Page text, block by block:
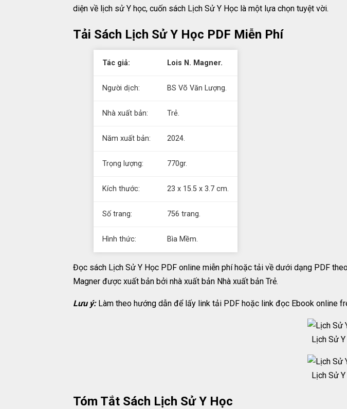
diện về lịch sử Y học, cuốn sách Lịch Sử Y Học là một lựa chọn tuyệt vời.
Tải Sách Lịch Sử Y Học PDF Miễn Phí
Tác giả: Lois N. Magner.
Người dịch: BS Võ Văn Lượng.
Nhà xuất bản: Trẻ.
Năm xuất bản: 2024.
Trọng lượng: 770gr.
Kích thước: 23 x 15.5 x 3.7 cm.
Số trang: 756 trang.
Hình thức: Bìa Mềm.
Đọc sách Lịch Sử Y Học PDF online miễn phí hoặc tải về dưới dạng PDF
Magner được xuất bản bởi nhà xuất bản Nhà xuất bản Trẻ.
Lưu ý:Làm theo hướng dẫn để lấy link tải PDF hoặc link đọc Ebook online
Lịch Sử
Lịch Sử
Tóm Tắt Sách Lịch Sử Y Học